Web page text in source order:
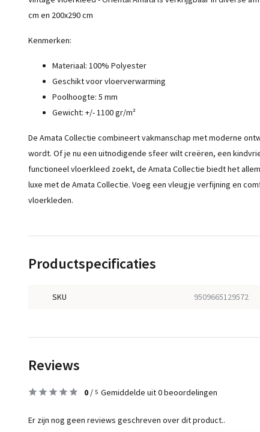
cm en 200x290 cm
Kenmerken:
Materiaal: 100% Polyester
Geschikt voor vloerverwarming
Poolhoogte: 5 mm
Gewicht: +/- 1100 gr/m²
De Amata Collectie combineert vakmanschap met moderne
wordt. Of je nu een uitnodigende sfeer wilt creëren, een
functioneel vloerkleed zoekt, de Amata Collectie biedt het
luxe met de Amata Collectie. Voeg een vleugje verfijning en
vloerkleden.
Productspecificaties
SKU 9509665129572
Reviews
0 / 5 Gemiddelde uit 0 beoordelingen
Er zijn nog geen reviews geschreven over dit product..